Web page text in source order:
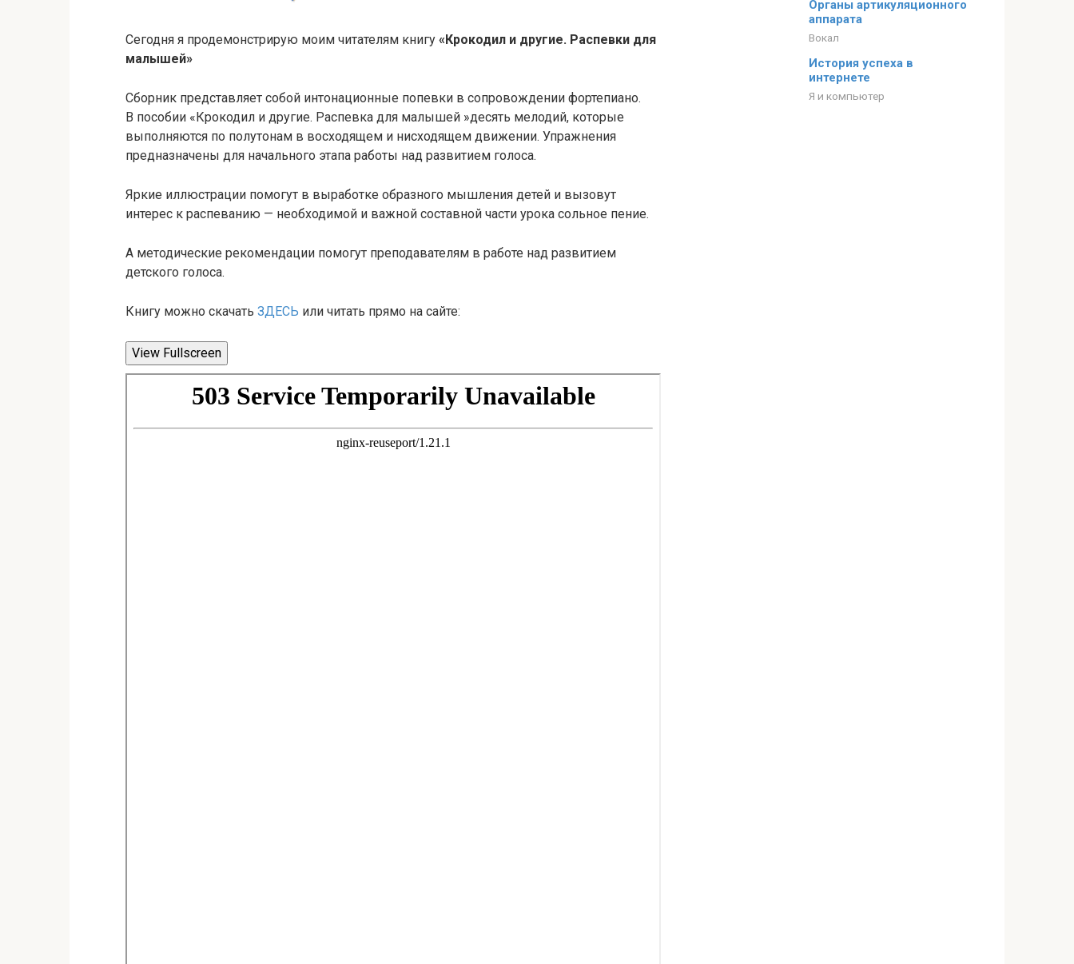
Сегодня я продемонстрирую моим читателям книгу «Крокодил и другие. Распевки для
малышей»
Сборник представляет собой интонационные попевки в сопровождении фортепиано.
В пособии «Крокодил и другие. Распевка для малышей »десять мелодий, которые
выполняются по полутонам в восходящем и нисходящем движении. Упражнения
предназначены для начального этапа работы над развитием голоса.
Яркие иллюстрации помогут в выработке образного мышления детей и вызовут
интерес к распеванию — необходимой и важной составной части урока сольное пение.
А методические рекомендации помогут преподавателям в работе над развитием
детского голоса.
Книгу можно скачать ЗДЕСЬ или читать прямо на сайте:
View Fullscreen
Органы артикуляционного
аппарата
Вокал
История успеха в
интернете
Я и компьютер